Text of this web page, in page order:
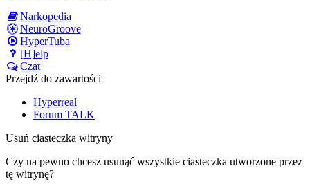
Narkopedia
NeuroGroove
HyperTuba
[H]elp
Czat
Przejdź do zawartości
Hyperreal
Forum TALK
Usuń ciasteczka witryny
Czy na pewno chcesz usunąć wszystkie ciasteczka utworzone przez
tę witrynę?